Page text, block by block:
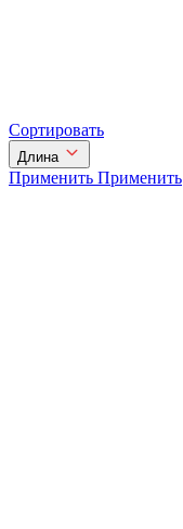
Сортировать
Длина
Применить Применить